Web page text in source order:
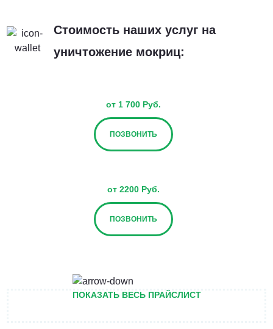
Стоимость наших услуг на
уничтожение мокриц:
от 1 700 Руб.
ПОЗВОНИТЬ
от 2200 Руб.
ПОЗВОНИТЬ
ПОКАЗАТЬ ВЕСЬ ПРАЙСЛИСТ